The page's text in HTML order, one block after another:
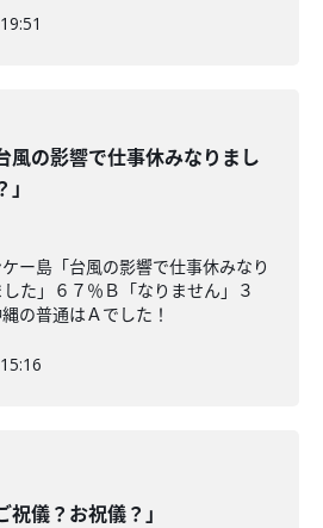
風の影響で仕事休みなりまし
ー島「台風の影響で仕事休みなり
た」６７％Ｂ「なりません」３
の普通はＡでした！
祝儀？お祝儀？」